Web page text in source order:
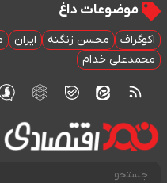
موضوعات داغ
اکوگراف محسن زنگنه ایران
محمدعلی خدام